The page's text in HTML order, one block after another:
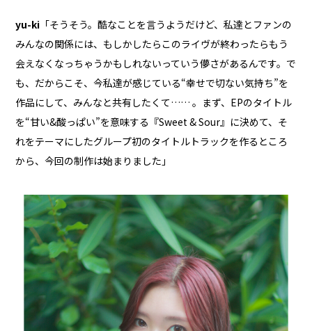
yu-ki 「そうそう。酷なことを言うようだけど、私達とファンの
みんなの関係には、もしかしたらこのライヴが終わったらもう
会えなくなっちゃうかもしれないっていう儚さがあるんです。で
も、だからこそ、今私達が感じている“幸せで切ない気持ち”を
作品にして、みんなと共有したくて…… 。まず、EPのタイトル
を“甘い&酸っぱい”を意味する『Sweet & Sour』に決めて、そ
れをテーマにしたグループ初のタイトルトラックを作るところ
から、今回の制作は始まりました」